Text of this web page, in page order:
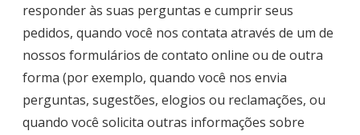
responder às suas perguntas e cumprir seus
pedidos, quando você nos contata através de um de
nossos formulários de contato online ou de outra
forma (por exemplo, quando você nos envia
perguntas, sugestões, elogios ou reclamações, ou
quando você solicita outras informações sobre